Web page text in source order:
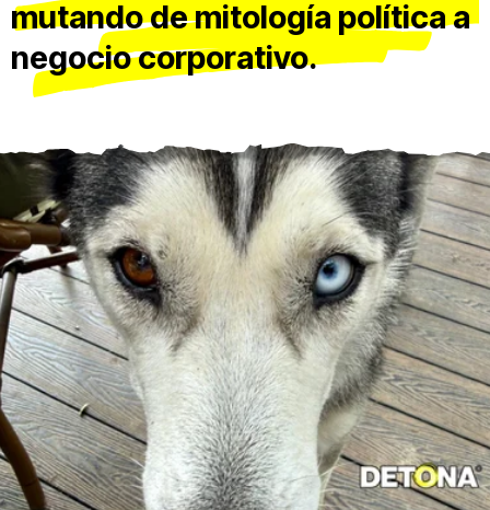
mutando de mitología política a
negocio corporativo.